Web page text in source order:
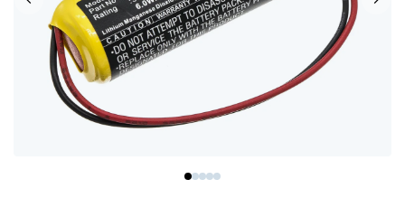
item
item
item
item
item